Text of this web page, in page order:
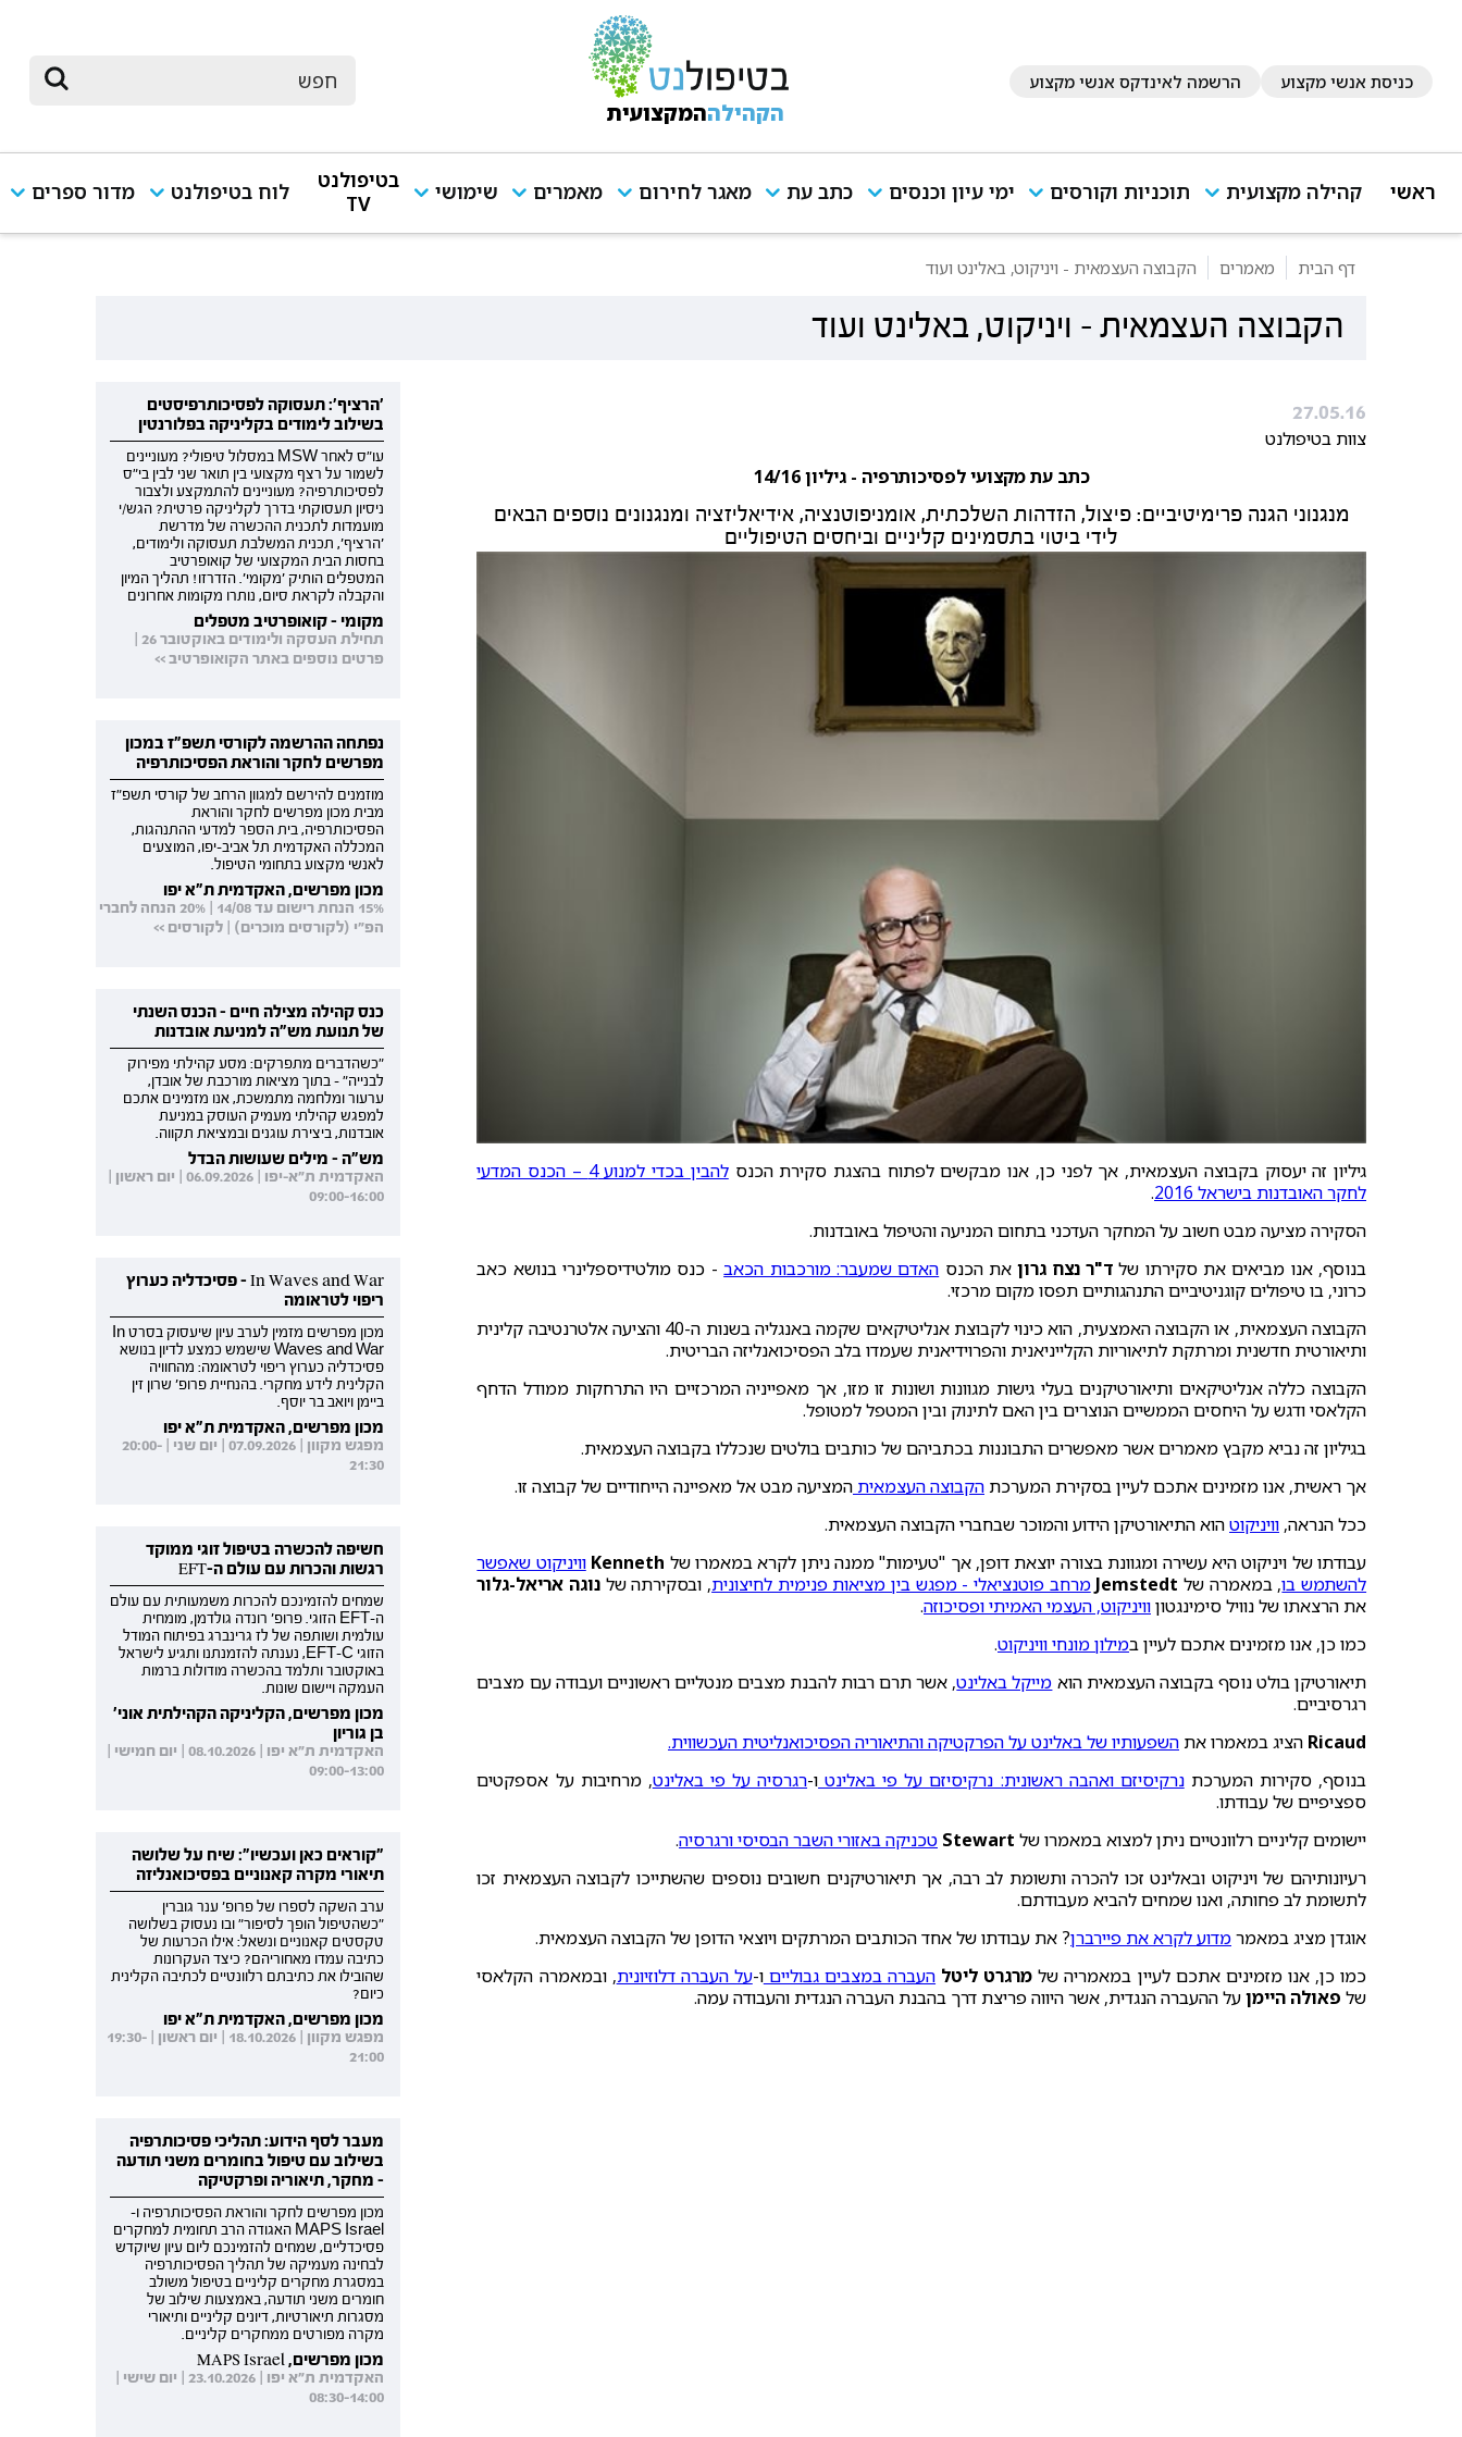
כניסת אנשי מקצוע הרשמה לאינדקס אנשי מקצוע
הקהילההמקצועית
ראשי קהילה מקצועית תוכניות וקורסים ימי עיון וכנסים כתב עת מאגר לחירום מאמרים שימושי
בטיפולנט
TV
לוח בטיפולנט מדור ספרים
דף הבית מאמרים הקבוצה העצמאית - ויניקוט, באלינט ועוד
הקבוצה העצמאית - ויניקוט, באלינט ועוד
27.05.16
צוות בטיפולנט
כתב עת מקצועי לפסיכותרפיה -גיליון 14/16
מנגנוני הגנה פרימיטיביים: פיצול, הזדהות השלכתית, אומניפוטנציה, אידיאליזציה ומנגנונים נוספים הבאים
לידי ביטוי בתסמינים קליניים וביחסים הטיפוליים
גיליון זה יעסוק בקבוצה העצמאית, אך לפני כן, אנו מבקשים לפתוח בהצגת סקירת הכנס
להבין בכדי למנוע 4 – הכנס המדעי
לחקר האובדנות בישראל 2016
.
הסקירה מציעה מבט חשוב על המחקר העדכני בתחום המניעה והטיפול באובדנות.
בנוסף, אנו מביאים את סקירתו שלד"ר נצח גרוןאת הכנס האדם שמעבר: מורכבות הכאב- כנס מולטידיספלינרי בנושא כאב
כרוני, בו טיפולים קוגניטיביים התנהגותיים תפסו מקום מרכזי.
הקבוצה העצמאית, או הקבוצה האמצעית, הוא כינוי לקבוצת אנליטיקאים שקמה באנגליה בשנות ה-40 והציעה אלטרנטיבה קלינית
ותיאורטית חדשנית ומרתקת לתיאוריות הקלייניאנית והפרוידיאנית שעמדו בלב הפסיכואנליזה הבריטית.
הקבוצה כללה אנליטיקאים ותיאורטיקנים בעלי גישות מגוונות ושונות זו מזו, אך מאפייניה המרכזיים היו התרחקות ממודל הדחף
הקלאסי ודגש על היחסים הממשיים הנוצרים בין האם לתינוק ובין המטפל למטופל.
בגיליון זה נביא מקבץ מאמרים אשר מאפשרים התבוננות בכתביהם של כותבים בולטים שנכללו בקבוצה העצמאית.
אך ראשית, אנו מזמינים אתכם לעיין בסקירת המערכת הקבוצה העצמאית המציעה מבט אל מאפיינה הייחודיים של קבוצה זו.
ככל הנראה, וויניקוטהוא התיאורטיקן הידוע והמוכר שבחברי הקבוצה העצמאית.
עבודתו של ויניקוט היא עשירה ומגוונת בצורה יוצאת דופן, אך "טעימות" ממנה ניתן לקרא במאמרו של Kenneth‏ וויניקוט שאפשר
להשתמש בו, במאמרה של Jemstedt מרחב פוטנציאלי - מפגש בין מציאות פנימית לחיצונית, ובסקירתה של נוגה אריאל-גלור
את הרצאתו של נוויל סימינגטוןוויניקוט, העצמי האמיתי ופסיכוזה.
כמו כן, אנו מזמינים אתכם לעיין במילון מונחי וויניקוט.
תיאורטיקן בולט נוסף בקבוצה העצמאית הוא מייקל באלינט, אשר תרם רבות להבנת מצבים מנטליים ראשוניים ועבודה עם מצבים
רגרסיביים.
Ricaud הציג במאמרו את השפעותיו של באלינט על הפרקטיקה והתיאוריה הפסיכואנליטית העכשווית‏.
בנוסף, סקירות המערכתנרקיסיזם ואהבה ראשונית: נרקיסיזם על פי באלינט‏ ו-רגרסיה על פי באלינט‏, מרחיבות על אספקטים
ספציפיים של עבודתו.
יישומים קליניים רלוונטיים ניתן למצוא במאמרו של Stewart טכניקה באזורי השבר הבסיסי ורגרסיה.
רעיונותיהם של ויניקוט ובאלינט זכו להכרה ותשומת לב רבה, אך תיאורטיקנים חשובים נוספים שהשתייכו לקבוצה העצמאית זכו
לתשומת לב פחותה, ואנו שמחים להביא מעבודתם.
אוגדן מציג במאמרמדוע לקרא את פיירברן? את עבודתו של אחד הכותבים המרתקים ויוצאי הדופן של הקבוצה העצמאית.
כמו כן, אנו מזמינים אתכם לעיין במאמריה של מרגרט ליטל העברה במצבים גבולייםו-על העברה דלוזיונית, ובמאמרה הקלאסי
של פאולה היימןעל ההעברה הנגדית, אשר היווה פריצת דרך בהבנת העברה הנגדית והעבודה עמה.
'הרציף': תעסוקה לפסיכותרפיסטים
בשילוב לימודים בקליניקה בפלורנטין
עו"ס לאחר MSW במסלול טיפולי? מעוניינים
לשמור על רצף מקצועי בין תואר שני לבין בי"ס
לפסיכותרפיה? מעוניינים להתמקצע ולצבור
ניסיון תעסוקתי בדרך לקליניקה פרטית? הגש/י
מועמדות לתכנית ההכשרה של מדרשת
'הרציף', תכנית המשלבת תעסוקה ולימודים,
בחסות הבית המקצועי של קואופרטיב
המטפלים הותיק 'מקומי'. הזדרזו! תהליך המיון
והקבלה לקראת סיום, נותרו מקומות אחרונים
מקומי - קואופרטיב מטפלים
תחילת העסקה ולימודים באוקטובר 26 |
פרטים נוספים באתר הקואופרטיב >>
נפתחה ההרשמה לקורסי תשפ"ז במכון
מפרשים לחקר והוראת הפסיכותרפיה
מוזמנים להירשם למגוון הרחב של קורסי תשפ"ז
מבית מכון מפרשים לחקר והוראת
הפסיכותרפיה, בית הספר למדעי ההתנהגות,
המכללה האקדמית תל אביב-יפו, המוצעים
לאנשי מקצוע בתחומי הטיפול.
מכון מפרשים, האקדמית ת"א יפו
15% הנחת רישום עד 14/08 | 20% הנחה לחברי
הפ"י (לקורסים מוכרים) | לקורסים >>
כנס קהילה מצילה חיים - הכנס השנתי
של תנועת מש"ה למניעת אובדנות
"כשהדברים מתפרקים: מסע קהילתי מפירוק
לבנייה" - בתוך מציאות מורכבת של אובדן,
ערעור ומלחמה מתמשכת, אנו מזמינים אתכם
למפגש קהילתי מעמיק העוסק במניעת
אובדנות, ביצירת עוגנים ובמציאת תקווה.
מש"ה - מילים שעושות הבדל
האקדמית ת"א-יפו | 06.09.2026 | יום ראשון |
09:00-16:00
In Waves and War - פסיכדליה כערוץ
ריפוי לטראומה
מכון מפרשים מזמין לערב עיון שיעסוק בסרט In
Waves and War שישמש כמצע לדיון בנושא
פסיכדליה כערוץ ריפוי לטראומה: מהחוויה
הקלינית לידע מחקרי. בהנחיית פרופ' שרון זין
ביימן ויואב בר יוסף.
מכון מפרשים, האקדמית ת"א יפו
מפגש מקוון | 07.09.2026 | יום שני | 20:00-
21:30
חשיפה להכשרה בטיפול זוגי ממוקד
רגשות והכרות עם עולם ה-EFT
שמחים להזמינכם להכרות משמעותית עם עולם
ה-EFT הזוגי. פרופ' רונדה גולדמן, מומחית
עולמית ושותפה של לז גרינברג בפיתוח המודל
הזוגי EFT-C, נענתה להזמנתנו ותגיע לישראל
באוקטובר ותלמד בהכשרה מודולות ברמות
העמקה ויישום שונות.
מכון מפרשים, הקליניקה הקהילתית אוני'
בן גוריון
האקדמית ת"א יפו | 08.10.2026 | יום חמישי |
09:00-13:00
"קוראים כאן ועכשיו": שיח על שלושה
תיאורי מקרה קאנוניים בפסיכואנליזה
ערב השקה לספרו של פרופ' ענר גוברין
"כשהטיפול הופך לסיפור" ובו נעסוק בשלושה
טקסטים קאנוניים ונשאל: אילו הכרעות של
כתיבה עמדו מאחוריהם? כיצד העקרונות
שהובילו את כתיבתם רלוונטיים לכתיבה הקלינית
כיום?
מכון מפרשים, האקדמית ת"א יפו
מפגש מקוון | 18.10.2026 | יום ראשון | 19:30-
21:00
מעבר לסף הידוע: תהליכי פסיכותרפיה
בשילוב עם טיפול בחומרים משני תודעה
- מחקר, תיאוריה ופרקטיקה
מכון מפרשים לחקר והוראת הפסיכותרפיה ו-
MAPS Israel האגודה הרב תחומית למחקרים
פסיכדליים, שמחים להזמינכם ליום עיון שיוקדש
לבחינה מעמיקה של תהליך הפסיכותרפיה
במסגרת מחקרים קליניים בטיפול משולב
חומרים משני תודעה, באמצעות שילוב של
מסגרות תיאורטיות, דיונים קליניים ותיאורי
מקרה מפורטים ממחקרים קליניים.
מכון מפרשים, MAPS Israel
האקדמית ת"א יפו | 23.10.2026 | יום שישי |
08:30-14:00